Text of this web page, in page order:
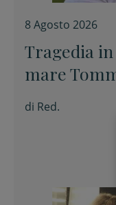
8 Agosto 2026
Tragedia
mare
primario di
della
di Red.